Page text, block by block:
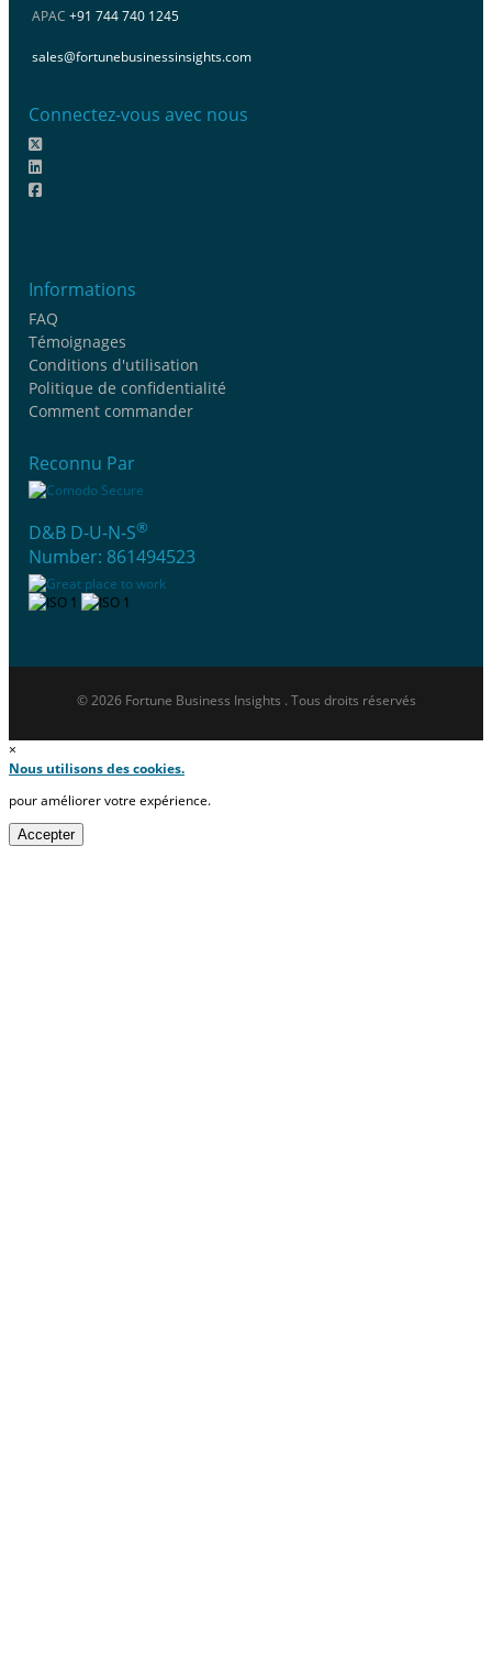
APAC +91 744 740 1245
sales@fortunebusinessinsights.com
Connectez-vous avec nous
Informations
FAQ
Témoignages
Conditions d'utilisation
Politique de confidentialité
Comment commander
Reconnu Par
D&B D-U-N-S®
Number: 861494523
© 2026 Fortune Business Insights . Tous droits réservés
×
Nous utilisons des cookies.
pour améliorer votre expérience.
Accepter